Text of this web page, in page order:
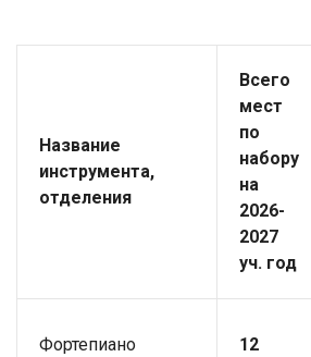
Название
инструмента,
отделения
Всего
мест
по
набору
на
2026-
2027
уч. год
Фортепиано 12